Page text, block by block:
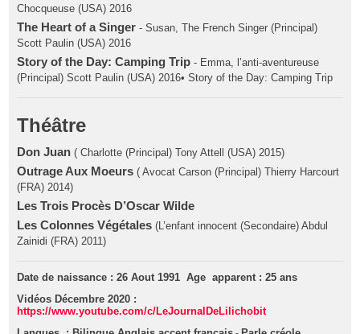
Chocqueuse (USA) 2016
The Heart of a Singer- Susan, The French Singer (Principal)
Scott Paulin (USA) 2016
Story of the Day: Camping Trip - Emma, l’anti-aventureuse
(Principal) Scott Paulin (USA) 2016• Story of the Day: Camping Trip
Théâtre
Don Juan( Charlotte (Principal) Tony Attell (USA) 2015)
Outrage Aux Moeurs ( Avocat Carson (Principal) Thierry Harcourt
(FRA) 2014)
Les Trois Procès D’Oscar Wilde
Les Colonnes Végétales(L’enfant innocent (Secondaire) Abdul
Zainidi (FRA) 2011)
Date de naissance : 26 Aout 1991 Age apparent : 25 ans
Vidéos Décembre 2020 :
https://www.youtube.com/c/LeJournalDeLilichobit